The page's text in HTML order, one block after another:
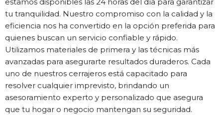
estamos disponibles las 24 horas del día para garantizar
tu tranquilidad. Nuestro compromiso con la calidad y la
eficiencia nos ha convertido en la opción preferida para
quienes buscan un servicio confiable y rápido.
Utilizamos materiales de primera y las técnicas más
avanzadas para asegurarte resultados duraderos. Cada
uno de nuestros cerrajeros está capacitado para
resolver cualquier imprevisto, brindando un
asesoramiento experto y personalizado que asegura
que tu hogar o negocio mantengan su seguridad.